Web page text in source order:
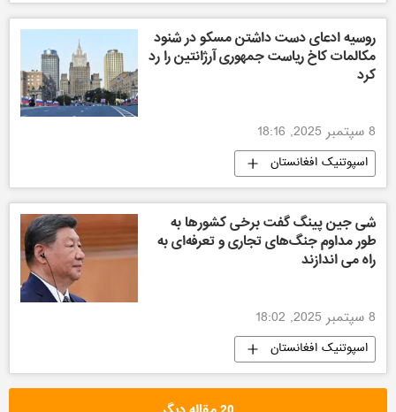
روسیه ادعای دست داشتن مسکو در شنود
مکالمات کاخ ریاست جمهوری آرژانتین را رد
کرد
8 سپتمبر 2025, 18:16
اسپوتنیک افغانستان
شی جین پینگ گفت برخی کشورها به
طور مداوم جنگ‌های تجاری و تعرفه‌ای به
راه می اندازند
8 سپتمبر 2025, 18:02
اسپوتنیک افغانستان